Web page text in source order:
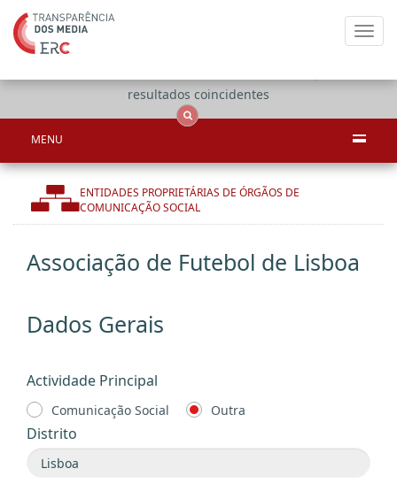
resultados coincidentes
MENU
ENTIDADES PROPRIETÁRIAS DE ÓRGÃOS DE
COMUNICAÇÃO SOCIAL
Associação de Futebol de Lisboa
Dados Gerais
Actividade Principal
Comunicação Social Outra
Distrito